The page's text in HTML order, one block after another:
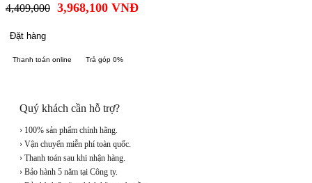
4,409,000 3,968,100 VNĐ
Đặt hàng
Thanh toán online Trả góp 0%
Quý khách cần hỗ trợ?
› 100% sản phẩm chính hãng.
› Vận chuyển miễn phí toàn quốc.
› Thanh toán sau khi nhận hàng.
› Bảo hành 5 năm tại Công ty.